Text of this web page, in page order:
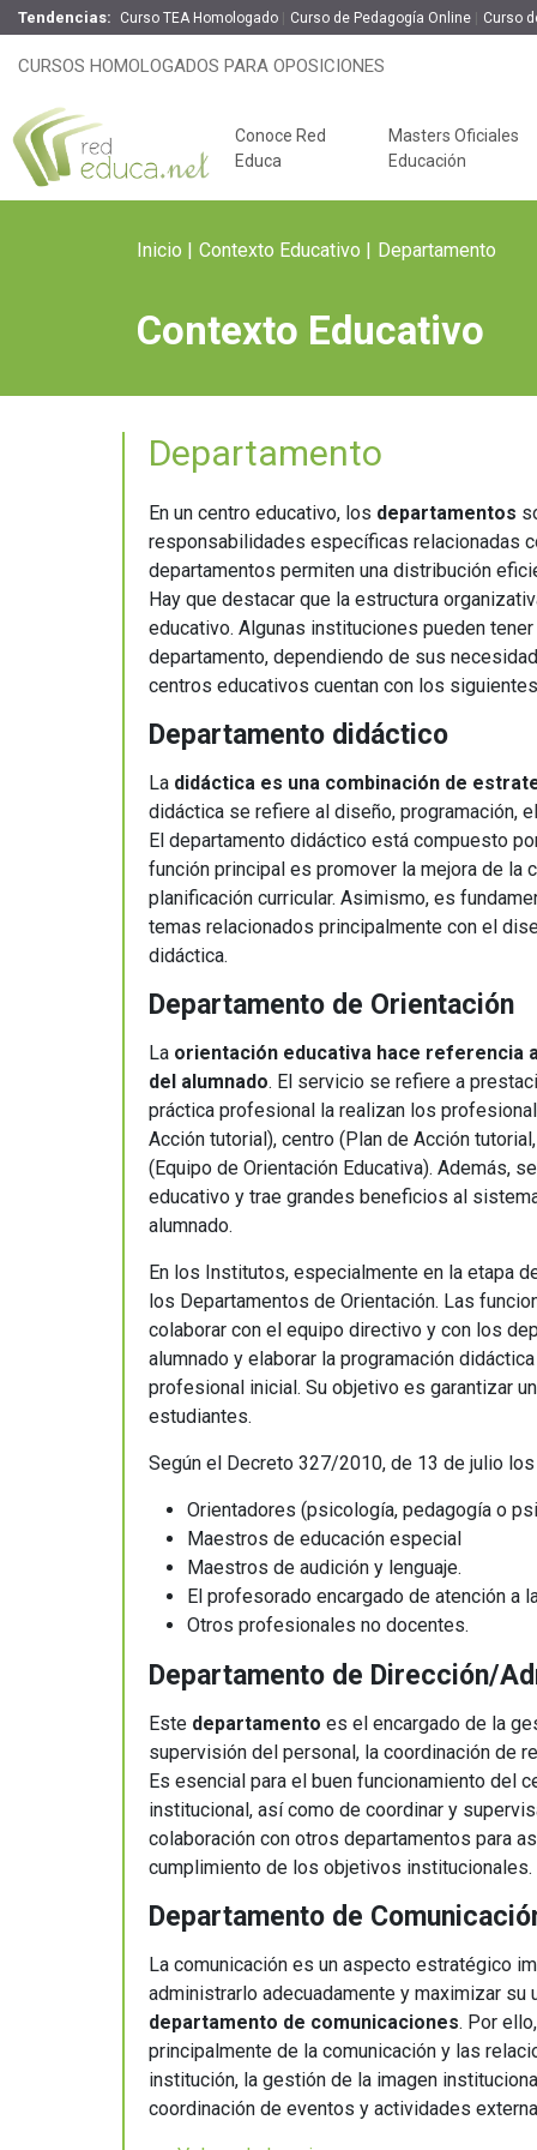
Tendencias: Curso TEA Homologado Curso de Pedagogía Online Curso
CURSOS HOMOLOGADOS PARA OPOSICIONES
Conoce Red
Educa
Masters Oficiales
Educación
Claves del éxito
Oposiciones de
educación
Inicio Contexto Educativo Departamento
Contexto Educativo
Departamento
En un centro educativo, los departamentos
responsabilidades específicas relacionadas
departamentos permiten una distribución
Hay que destacar que la estructura
educativo. Algunas instituciones pueden
departamento, dependiendo de sus
centros educativos cuentan con los
Departamento didáctico
La didáctica es una combinación de
didáctica se refiere al diseño, programación,
El departamento didáctico está compuesto
función principal es promover la mejora de la
planificación curricular. Asimismo, es
temas relacionados principalmente con el
didáctica.
Departamento de Orientación
La orientación educativa hace referencia
del alumnado. El servicio se refiere a
práctica profesional la realizan los
Acción tutorial), centro (Plan de Acción
(Equipo de Orientación Educativa). Además,
educativo y trae grandes beneficios al
alumnado.
En los Institutos, especialmente en la etapa
los Departamentos de Orientación. Las
colaborar con el equipo directivo y con los
alumnado y elaborar la programación
profesional inicial. Su objetivo es garantizar
estudiantes.
Según el Decreto 327/2010, de 13 de julio
Orientadores (psicología, pedagogía o
Maestros de educación especial
Maestros de audición y lenguaje.
El profesorado encargado de atención a
Otros profesionales no docentes.
Departamento de Dirección/
Este departamento es el encargado de la
supervisión del personal, la coordinación de
Es esencial para el buen funcionamiento del
institucional, así como de coordinar y
colaboración con otros departamentos para
cumplimiento de los objetivos institucionales.
Departamento de
La comunicación es un aspecto estratégico
administrarlo adecuadamente y maximizar
departamento de comunicaciones. Por
principalmente de la comunicación y las
institución, la gestión de la imagen
coordinación de eventos y actividades